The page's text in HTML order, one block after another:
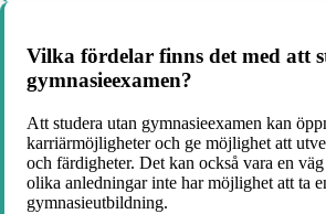
Vilka fördelar finns det med att
gymnasieexamen?
Att studera utan gymnasieexamen kan
karriärmöjligheter och ge möjlighet att
och färdigheter. Det kan också vara en
olika anledningar inte har möjlighet att ta
gymnasieutbildning.